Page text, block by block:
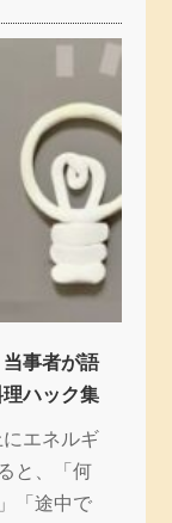
事者が語
ハック集
エネルギ
と、「何
「途中で